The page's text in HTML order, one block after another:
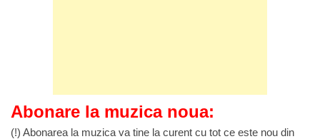
Abonare la muzica noua:
(!) Abonarea la muzica va tine la curent cu tot ce este nou din